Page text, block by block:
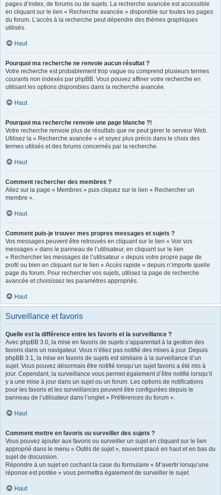
pages d’index, de forums ou de sujets. La recherche avancée est accessible
en cliquant sur le lien « Recherche avancée » disponible sur toutes les pages
du forum. L’accès à la recherche peut dépendre des thèmes graphiques
utilisés.
Haut
Pourquoi ma recherche ne renvoie aucun résultat ?
Votre recherche est probablement trop vague ou comprend plusieurs termes
courants non indexés par phpBB. Vous pouvez affiner votre recherche en
utilisant les options disponibles dans la recherche avancée.
Haut
Pourquoi ma recherche renvoie une page blanche ?!
Votre recherche renvoie plus de résultats que ne peut gérer le serveur Web.
Utilisez la « Recherche avancée » et soyez plus précis dans le choix des
termes utilisés et des forums concernés par la recherche.
Haut
Comment rechercher des membres ?
Allez sur la page « Membres » puis cliquez sur le lien « Rechercher un
membre ».
Haut
Comment puis-je trouver mes propres messages et sujets ?
Vos messages peuvent être retrouvés en cliquant sur le lien « Voir vos
messages » dans le panneau de l’utilisateur, en cliquant sur le lien
« Rechercher les messages de l’utilisateur » depuis votre propre page de
profil ou bien en cliquant sur le lien « Accès rapide » depuis n’importe quelle
page du forum. Pour rechercher vos sujets, utilisez la page de recherche
avancée et choisissez les paramètres appropriés.
Haut
Surveillance et favoris
Quelle est la différence entre les favoris et la surveillance ?
Avec phpBB 3.0, la mise en favoris de sujets s’apparentait à la gestion des
favoris dans un navigateur. Vous n’étiez pas notifié des mises à jour. Depuis
phpBB 3.1, la mise en favoris de sujets est similaire à la surveillance d’un
sujet. Vous pouvez désormais être notifié lorsqu’un sujet favoris a été mis à
jour. Cependant, la surveillance vous permet également d’être notifié lorsqu’il
y a une mise à jour dans un sujet ou un forum. Les options de notifications
pour les favoris et les surveillances peuvent être configurées depuis le
panneau de l’utilisateur dans l’onglet « Préférences du forum ».
Haut
Comment mettre en favoris ou surveiller des sujets ?
Vous pouvez ajouter aux favoris ou surveiller un sujet en cliquant sur le lien
approprié dans le menu « Outils de sujet », souvent placé en haut et en bas du
sujet de discussion.
Répondre à un sujet en cochant la case du formulaire « M’avertir lorsqu’une
réponse est postée » vous permettra également de surveiller le sujet.
Haut